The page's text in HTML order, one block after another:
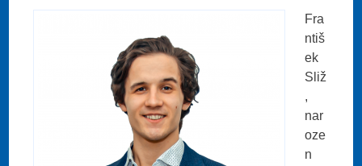
Fra
ntiš
ek
Sliž
,
nar
oze
n